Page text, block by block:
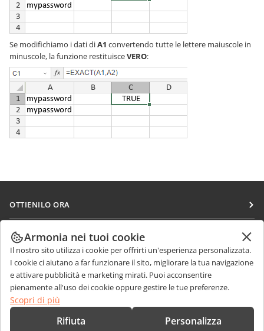
Se modifichiamo i dati diA1 convertendo tutte le lettere maiuscole in
minuscole, la funzione restituisceVERO:
OTTIENILO ORA
Docs
DocSpace
Workspace
Connettori
App desktop
COLLABORA
Per i contributori
Per i traduttori
Per gli influencer
Offerte di lavoro
RICEVI NOTIZIE
Blog
RICEVI AIUTO
Forum
CONTATTACI
Armonia nei tuoi cookie
Il nostro sito utilizza i cookie per offrirti un'esperienza personalizzata.
I cookie ci aiutano a far funzionare il sito, migliorare la tua navigazione
e attivare pubblicità e marketing mirati. Puoi acconsentire
pienamente all'uso dei cookie oppure gestire le tue preferenze.
Scopri di più
Rifiuta Personalizza